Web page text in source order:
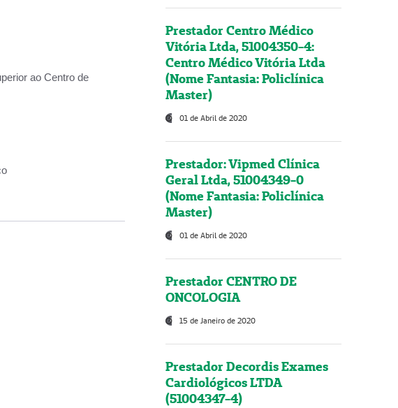
ao Centro de
Prestador Centro Médico
Vitória Ltda, 51004350-4:
Centro Médico Vitória Ltda
(Nome Fantasia: Policlínica
Master)
01 de Abril de 2020
Prestador: Vipmed Clínica
Geral Ltda, 51004349-0
(Nome Fantasia: Policlínica
Master)
01 de Abril de 2020
Prestador CENTRO DE
ONCOLOGIA
15 de Janeiro de 2020
Prestador Decordis Exames
Cardiológicos LTDA
(51004347-4)